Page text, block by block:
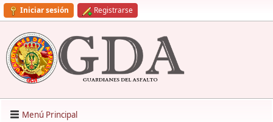
Iniciar sesión Registrarse
Menú Principal